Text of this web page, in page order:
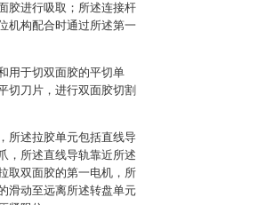
胶进行吸取；所述连接杆
机构配合时通过所述第一
用于切双面胶的平切单
切刀片，进行双面胶切割
所述拉胶单元包括直线导
，所述直线导轨靠近所述
取双面胶的第一电机，所
滑动至远离所述转盘单元